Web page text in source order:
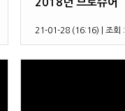
2018년 브로슈어
21-01-28 (16:16) 조회 :